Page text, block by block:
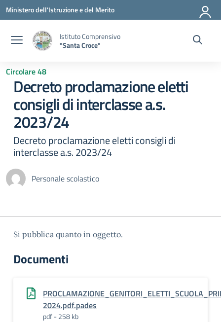
Vai ai contenuti
Vai al menu di navigazione
Vai al footer
Ministero dell'Istruzione e del Merito
Istituto Comprensivo
"Santa Croce"
Circolare 48
Decreto proclamazione eletti
consigli di interclasse a.s.
2023/24
Decreto proclamazione eletti consigli di
interclasse a.s. 2023/24
Personale scolastico
Si pubblica quanto in oggetto.
Documenti
2024.pdf.pades
pdf - 258 kb